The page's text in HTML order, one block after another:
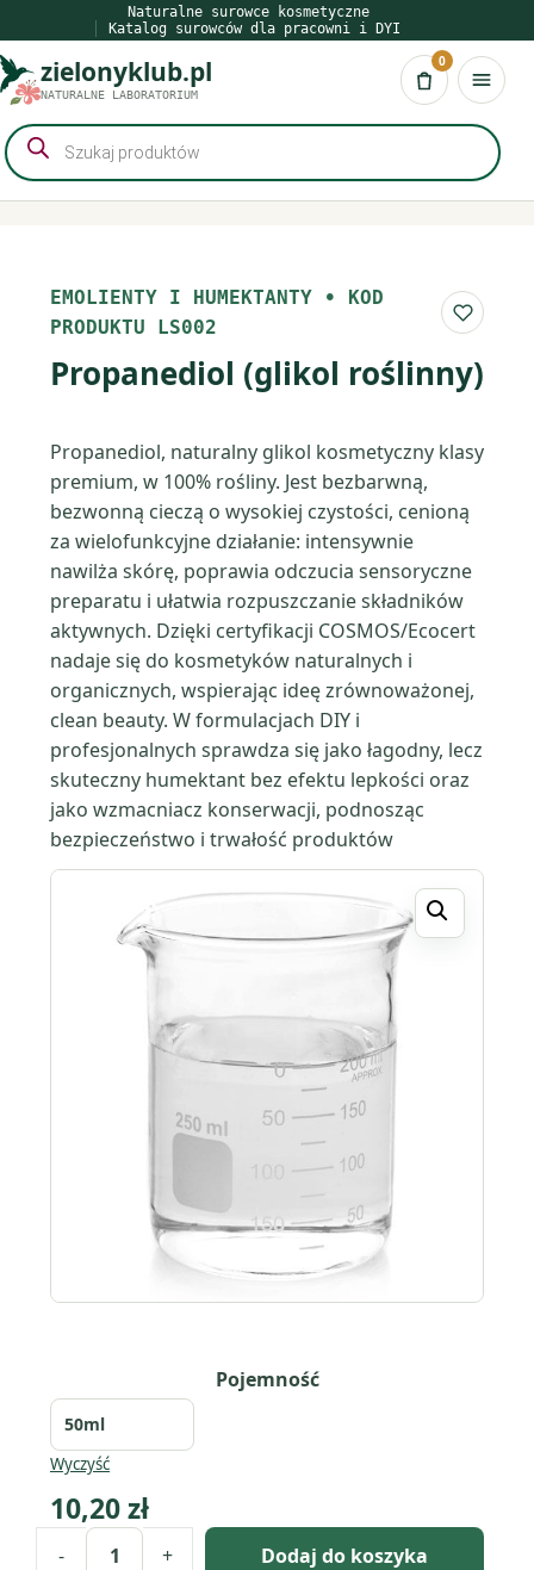
do
treści
Naturalne surowce kosmetyczne
Katalog surowców dla pracowni i DYI
zielonyklub.pl
NATURALNE LABORATORIUM Koszyk
0
Wyszukiwarka
produktów
EMOLIENTY I HUMEKTANTY • KOD
PRODUKTU LS002
Do
Propanediol (glikol roślinny)
Propanediol, naturalny glikol kosmetyczny klasy
premium, w 100% rośliny. Jest bezbarwną,
bezwonną cieczą o wysokiej czystości, cenioną
za wielofunkcyjne działanie: intensywnie
nawilża skórę, poprawia odczucia sensoryczne
preparatu i ułatwia rozpuszczanie składników
aktywnych. Dzięki certyfikacji COSMOS/Ecocert
nadaje się do kosmetyków naturalnych i
organicznych, wspierając ideę zrównoważonej,
clean beauty. W formulacjach DIY i
profesjonalnych sprawdza się jako łagodny, lecz
skuteczny humektant bez efektu lepkości oraz
jako wzmacniacz konserwacji, podnosząc
bezpieczeństwo i trwałość produktów
Pojemność
Wyczyść
10,20zł
- + Dodaj do koszyka